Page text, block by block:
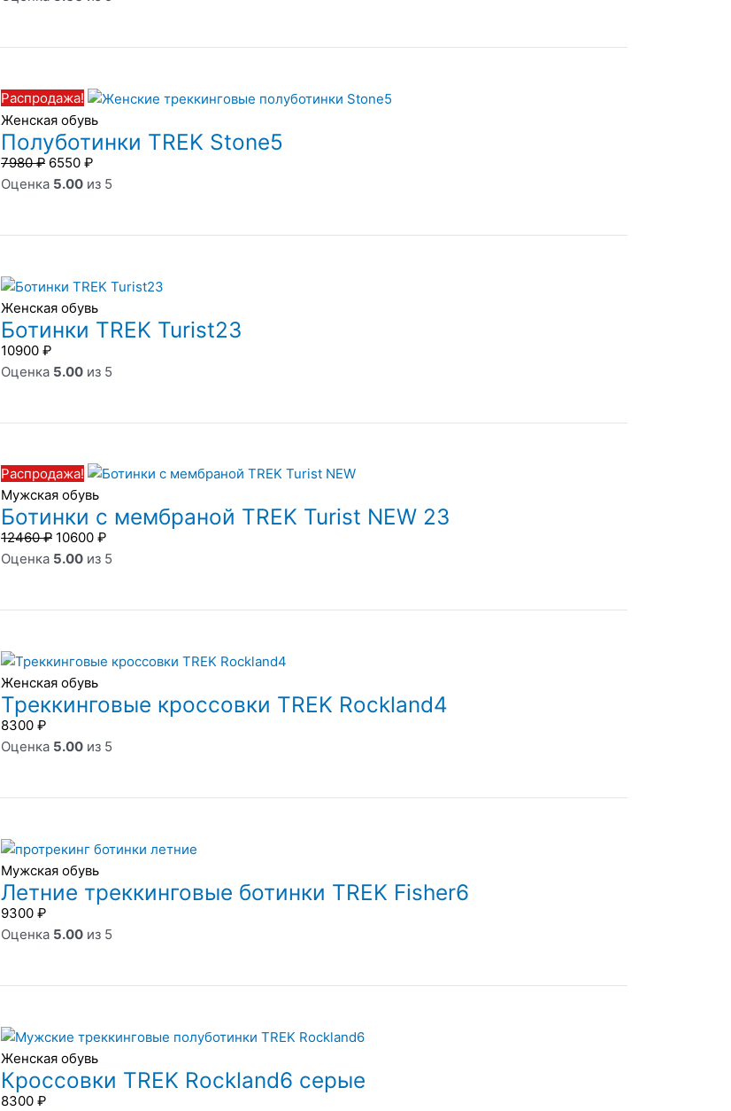
Распродажа!
Женская обувь
Полуботинки TREK Stone5
7980₽
составляла
7980 ₽.
6550 ₽
6550 ₽.
Оценка 5.00 из 5
Женская обувь
Ботинки TREK Turist23
10900 ₽
Оценка 5.00 из 5
Распродажа!
Мужская обувь
Ботинки с мембраной TREK Turist NEW 23
12460₽
составляла
12460 ₽.
10600 ₽
10600 ₽.
Оценка 5.00 из 5
Женская обувь
Треккинговые кроссовки TREK Rockland4
8300 ₽
Оценка 5.00 из 5
Мужская обувь
Летние треккинговые ботинки TREK Fisher6
9300 ₽
Оценка 5.00 из 5
Женская обувь
Кроссовки TREK Rockland6 серые
8300 ₽